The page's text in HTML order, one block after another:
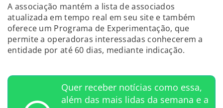
A associação mantém a lista de associados
atualizada em tempo real em seu site e também
oferece um Programa de Experimentação, que
permite a operadoras interessadas conhecerem a
entidade por até 60 dias, mediante indicação.
Quer receber notícias como essa,
além das mais lidas da semana e a